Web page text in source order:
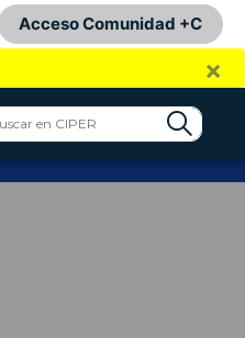
Acceso Comunidad +C
×